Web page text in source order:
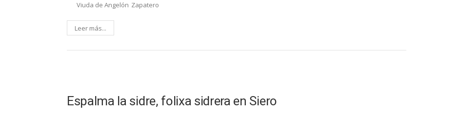
Viuda de Angelón Zapatero
Leer más...
Espalma la sidre, folixa sidrera en Siero